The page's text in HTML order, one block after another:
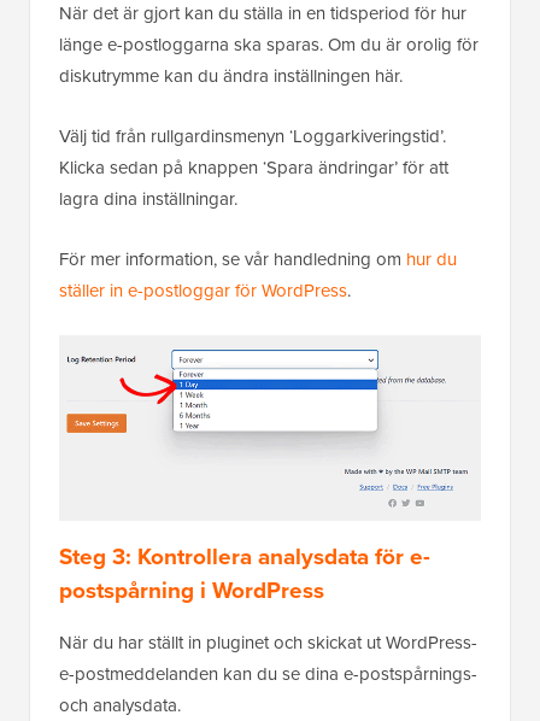
När det är gjort kan du ställa in en tidsperiod för hur
länge e-postloggarna ska sparas. Om du är orolig för
diskutrymme kan du ändra inställningen här.
Välj tid från rullgardinsmenyn ‘Loggarkiveringstid’.
Klicka sedan på knappen ‘Spara ändringar’ för att
lagra dina inställningar.
För mer information, se vår handledning om hur du
ställer in e-postloggar för WordPress.
Steg 3: Kontrollera analysdata för e-
postspårning i WordPress
När du har ställt in pluginet och skickat ut WordPress-
e-postmeddelanden kan du se dina e-postspårnings-
och analysdata.